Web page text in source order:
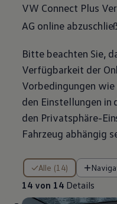
VW Connect Plus
AG online
Bitte beachten Sie,
Verfügbarkeit der
Vorbedingungen
den Einstellungen
den Privatsphäre-
Fahrzeug abhängig
Alle (14)
14 von 14 Details
14 von 14 Details